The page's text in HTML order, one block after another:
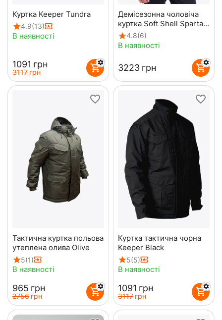
Куртка Keeper Tundra
4.9(13)
В наявності
‍1091‍ грн
‍3117‍ грн
Демісезонна чоловіча
куртка Soft Shell Spartan
Navy
4.8(6)
В наявності
‍3223‍ грн
Тактична куртка польова
утеплена олива Olive
5(1)
В наявності
‍965‍ грн
‍2756‍ грн
Куртка тактична чорна
Keeper Black
5(5)
В наявності
‍1091‍ грн
‍3117‍ грн